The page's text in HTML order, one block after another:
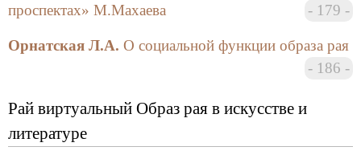
религии
За последние три года на философском
актуальным проблемам современного
религиоведения, вызвавших большой интерес
научной общественности. Среди них серия научных
проспектах» М.Махаева
179
Орнатская Л.А. О социальной функции образа рая
186
Рай виртуальный Образ рая в искусстве и
литературе